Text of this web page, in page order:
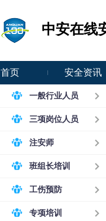
中安在线
首页 安全资讯
一般行业人员
三项岗位人员
注安师
班组长培训
工伤预防
专项培训